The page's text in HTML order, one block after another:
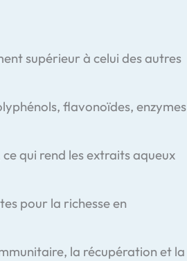
supérieur à celui des autres
flavonoïdes, enzymes
qui rend les extraits aqueux
pour la richesse en
la récupération et la